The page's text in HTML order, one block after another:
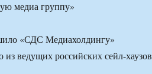
«СДС Медиахолдингу»
ведущих российских сейл-хаузов